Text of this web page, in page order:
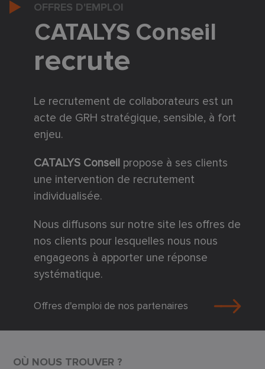
OFFRES D'EMPLOI
CATALYS Conseil
recrute
Le recrutement de collaborateurs est un
acte de GRH stratégique, sensible, à fort
enjeu.
CATALYS Conseil propose à ses clients
une intervention de recrutement
individualisée.
Nous diffusons sur notre site les offres de
nos clients pour lesquelles nous nous
engageons à apporter une réponse
systématique.
Offres d'emploi de nos partenaires
OÙ NOUS TROUVER ?